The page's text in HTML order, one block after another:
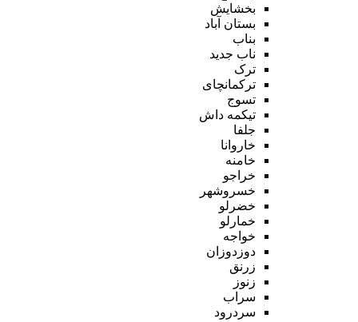
بخشایش
بستان آباد
بناب
ناب جدید
ترک
ترکمانچای
تسوج
تیکمه داش
جلفا
خاروانا
خامنه
خراجو
خسروشهر
خضرلو
خمارلو
خواجه
دوزدوزان
زرنق
زنوز
سراب
سردرود